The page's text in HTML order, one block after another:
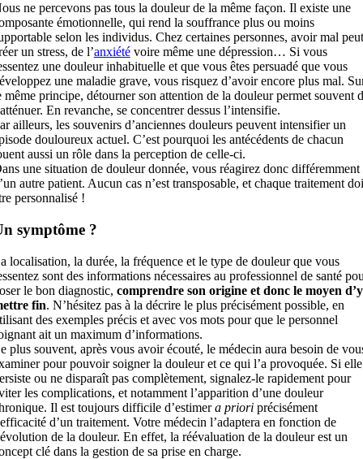
ne percevons pas tous la douleur de la même façon. Il existe une
émotionnelle, qui rend la souffrance plus ou moins
selon les individus. Chez certaines personnes, avoir mal peut
un stress, de l’anxiétévoire même une dépression… Si vous
une douleur inhabituelle et que vous êtes persuadé que vous
une maladie grave, vous risquez d’avoir encore plus mal.
même principe, détourner son attention de la douleur permet souvent
En revanche, se concentrer dessus l’intensifie.
ailleurs, les souvenirs d’anciennes douleurs peuvent intensifier un
douloureux actuel. C’est pourquoi les antécédents de chacun
aussi un rôle dans la perception de celle-ci.
une situation de douleur donnée, vous réagirez donc différemment
autre patient. Aucun cas n’est transposable, et chaque traitement
personnalisé !
symptôme ?
localisation, la durée, la fréquence et le type de douleur que vous
sont des informations nécessaires au professionnel de santé
le bon diagnostic, comprendre son origine et donc le moyen d’y
fin. N’hésitez pas à la décrire le plus précisément possible, en
des exemples précis et avec vos mots pour que le personnel
ait un maximum d’informations.
plus souvent, après vous avoir écouté, le médecin aura besoin de
pour pouvoir soigner la douleur et ce qui l’a provoquée. Si elle
ou ne disparaît pas complètement, signalez-le rapidement pour
les complications, et notamment l’apparition d’une douleur
Il est toujours difficile d’estimera prioriprécisément
d’un traitement. Votre médecin l’adaptera en fonction de
de la douleur. En effet, la réévaluation de la douleur est un
clé dans la gestion de sa prise en charge.